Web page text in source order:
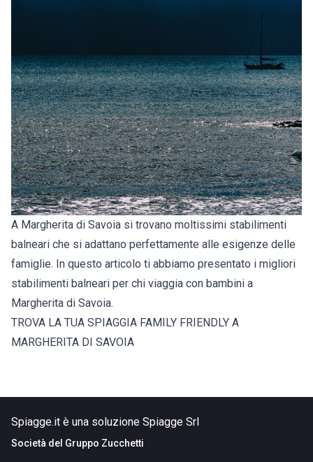
A Margherita di Savoia si trovano moltissimi stabilimenti
balneari che si adattano perfettamente alle esigenze delle
famiglie. In questo articolo ti abbiamo presentato i migliori
stabilimenti balneari per chi viaggia con bambini a
Margherita di Savoia.
TROVA LA TUA SPIAGGIA FAMILY FRIENDLY A
MARGHERITA DI SAVOIA
Spiagge.it è una soluzione Spiagge Srl
Società del Gruppo Zucchetti